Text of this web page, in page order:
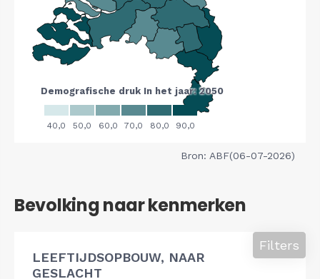
Bron: ABF(06-07-2026)
Bevolking naar kenmerken
LEEFTIJDSOPBOUW, NAAR
GESLACHT
Filters